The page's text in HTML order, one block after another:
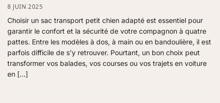
8 JUIN 2025
Choisir un sac transport petit chien adapté est essentiel pour
garantir le confort et la sécurité de votre compagnon à quatre
pattes. Entre les modèles à dos, à main ou en bandoulière, il est
parfois difficile de s’y retrouver. Pourtant, un bon choix peut
transformer vos balades, vos courses ou vos trajets en voiture
en […]